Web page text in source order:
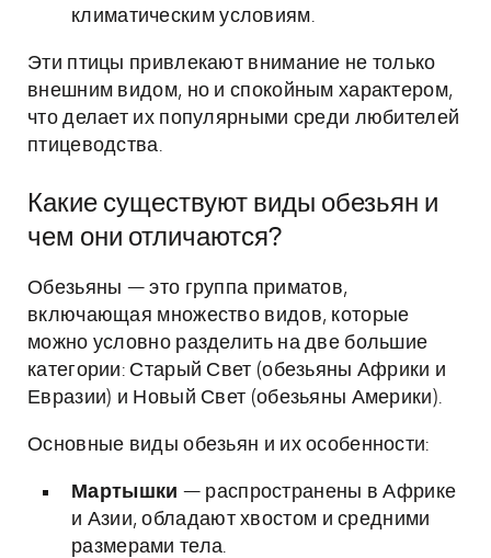
климатическим условиям.
Эти птицы привлекают внимание не только
внешним видом, но и спокойным характером,
что делает их популярными среди любителей
птицеводства.
Какие существуют виды обезьян и
чем они отличаются?
Обезьяны — это группа приматов,
включающая множество видов, которые
можно условно разделить на две большие
категории: Старый Свет (обезьяны Африки и
Евразии) и Новый Свет (обезьяны Америки).
Основные виды обезьян и их особенности:
Мартышки — распространены в Африке
и Азии, обладают хвостом и средними
размерами тела.